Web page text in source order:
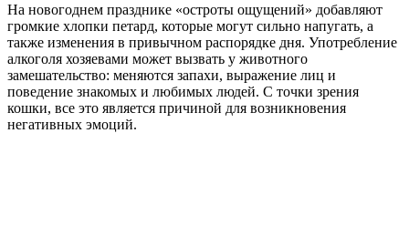
На новогоднем празднике «остроты ощущений» добавляют
громкие хлопки петард, которые могут сильно напугать, а
также изменения в привычном распорядке дня. Употребление
алкоголя хозяевами может вызвать у животного
замешательство: меняются запахи, выражение лиц и
поведение знакомых и любимых людей. С точки зрения
кошки, все это является причиной для возникновения
негативных эмоций.